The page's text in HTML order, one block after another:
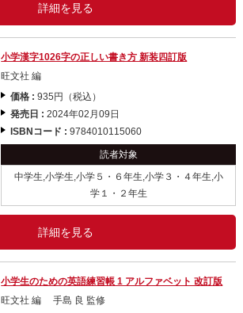
詳細を見る
小学漢字1026字の正しい書き方 新装四訂版
旺文社 編
価格 :935円（税込）
発売日 :2024年02月09日
ISBNコード :9784010115060
読者対象
中学生,小学生,小学５・６年生,小学３・４年生,小
学１・２年生
詳細を見る
小学生のための英語練習帳 1 アルファベット 改訂版
旺文社 編 手島 良 監修